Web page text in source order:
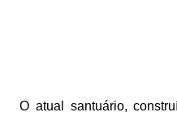
O atual santuário,